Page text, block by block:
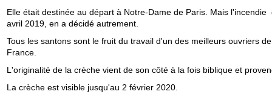
Elle était destinée au départ à Notre-Dame de Paris. Mais l'incendie
avril 2019, en a décidé autrement.
Tous les santons sont le fruit du travail d'un des meilleurs ouvriers de
France.
L'originalité de la crèche vient de son côté à la fois biblique et
La crèche est visible jusqu'au 2 février 2020.